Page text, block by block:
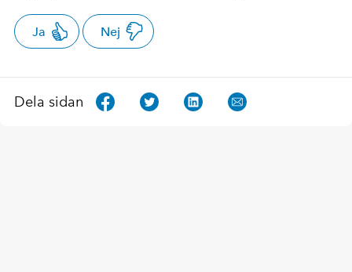
Ja Nej
Dela sidan